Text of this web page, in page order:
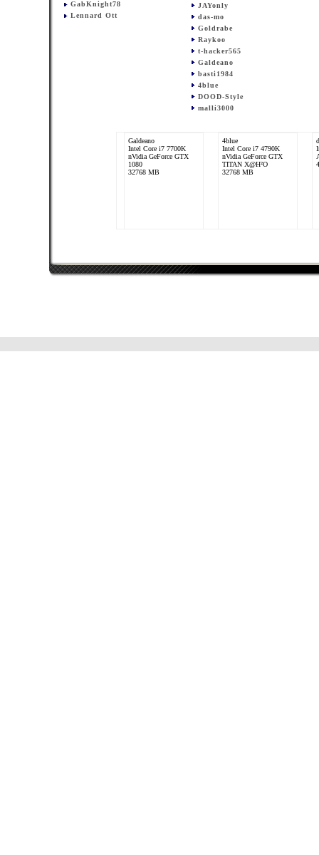
GabKnight78
Lennard Ott
JAYonly
das-mo
Goldrabe
Raykoo
t-hacker565
Galdeano
basti1984
4blue
DOOD-Style
malli3000
Galdeano
Intel Core i7 7700K
nVidia GeForce GTX
1080
32768 MB
4blue
Intel Core i7 4790K
nVidia GeForce GTX
TITAN X@H²O
32768 MB
970
8192 MB